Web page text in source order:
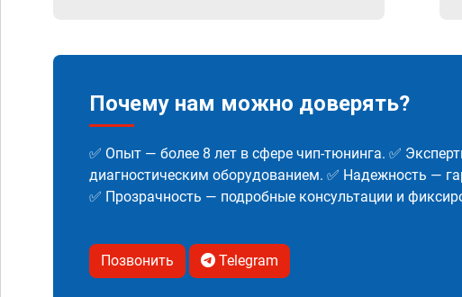
Почему нам можно доверять?
✅ Опыт — более 8 лет в сфере чип-тюнинга. ✅
диагностическим оборудованием. ✅ Надежность —
✅ Прозрачность — подробные консультации и
Позвонить Telegram